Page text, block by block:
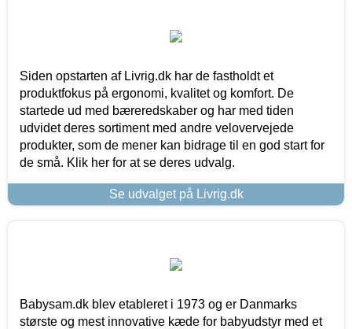
Siden opstarten af Livrig.dk har de fastholdt et
produktfokus på ergonomi, kvalitet og komfort. De
startede ud med bæreredskaber og har med tiden
udvidet deres sortiment med andre velovervejede
produkter, som de mener kan bidrage til en god start for
de små. Klik her for at se deres udvalg.
Se udvalget på Livrig.dk
Babysam.dk blev etableret i 1973 og er Danmarks
største og mest innovative kæde for babyudstyr med et